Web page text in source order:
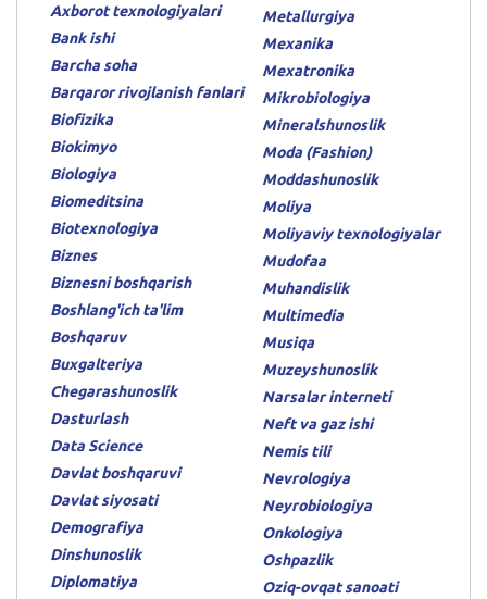
Axborot texnologiyalari
Bank ishi
Barcha soha
Barqaror rivojlanish fanlari
Biofizika
Biokimyo
Biologiya
Biomeditsina
Biotexnologiya
Biznes
Biznesni boshqarish
Boshlang'ich ta'lim
Boshqaruv
Buxgalteriya
Chegarashunoslik
Dasturlash
Data Science
Davlat boshqaruvi
Davlat siyosati
Demografiya
Dinshunoslik
Diplomatiya
Metallurgiya
Mexanika
Mexatronika
Mikrobiologiya
Mineralshunoslik
Moda (Fashion)
Moddashunoslik
Moliya
Moliyaviy texnologiyalar
Mudofaa
Muhandislik
Multimedia
Musiqa
Muzeyshunoslik
Narsalar interneti
Neft va gaz ishi
Nemis tili
Nevrologiya
Neyrobiologiya
Onkologiya
Oshpazlik
Oziq-ovqat sanoati